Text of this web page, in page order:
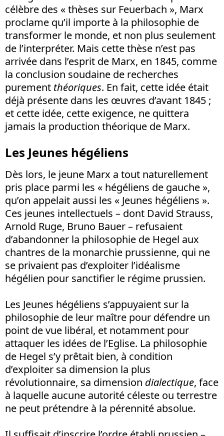
célèbre des « thèses sur Feuerbach », Marx
proclame qu’il importe à la philosophie de
transformer le monde, et non plus seulement
de l’interpréter. Mais cette thèse n’est pas
arrivée dans l’esprit de Marx, en 1845, comme
la conclusion soudaine de recherches
purement théoriques. En fait, cette idée était
déjà présente dans les œuvres d’avant 1845 ;
et cette idée, cette exigence, ne quittera
jamais la production théorique de Marx.
Les Jeunes hégéliens
Dès lors, le jeune Marx a tout naturellement
pris place parmi les « hégéliens de gauche »,
qu’on appelait aussi les « Jeunes hégéliens ».
Ces jeunes intellectuels – dont David Strauss,
Arnold Ruge, Bruno Bauer – refusaient
d’abandonner la philosophie de Hegel aux
chantres de la monarchie prussienne, qui ne
se privaient pas d’exploiter l’idéalisme
hégélien pour sanctifier le régime prussien.
Les Jeunes hégéliens s’appuyaient sur la
philosophie de leur maître pour défendre un
point de vue libéral, et notamment pour
attaquer les idées de l’Eglise. La philosophie
de Hegel s’y prêtait bien, à condition
d’exploiter sa dimension la plus
révolutionnaire, sa dimension dialectique, face
à laquelle aucune autorité céleste ou terrestre
ne peut prétendre à la pérennité absolue.